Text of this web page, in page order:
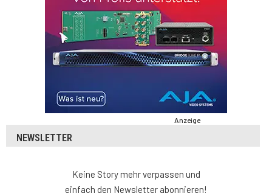
Anzeige
NEWSLETTER
Keine Story mehr verpassen und
einfach den Newsletter abonnieren!